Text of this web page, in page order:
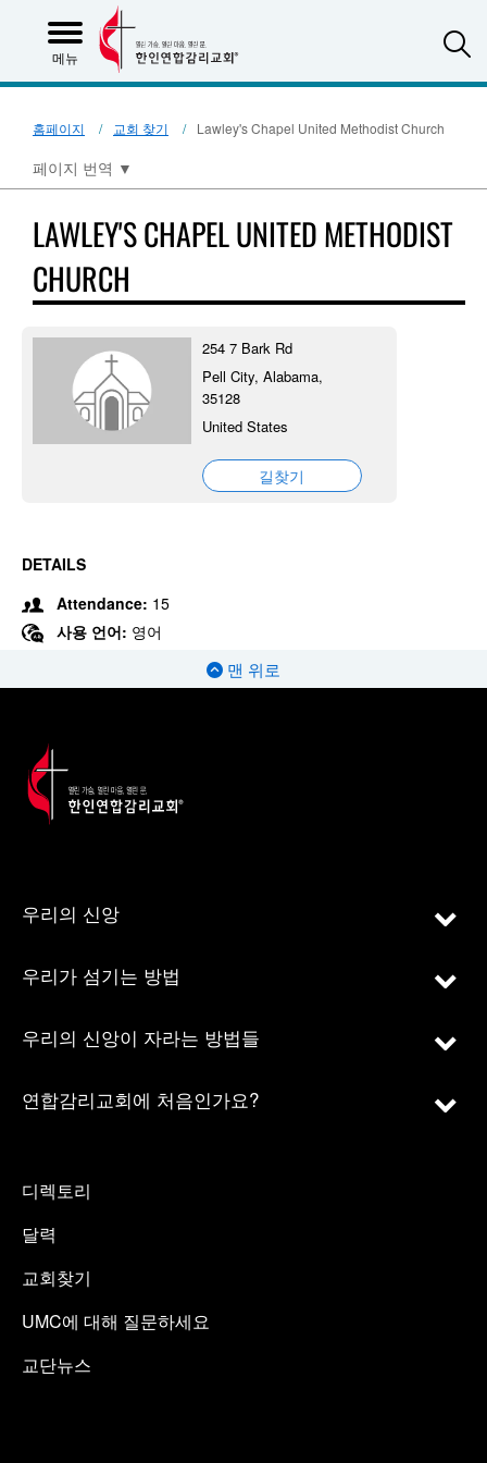
메뉴
홈페이지 교회 찾기 Lawley's Chapel United Methodist Church
페이지 번역 ▼
LAWLEY'S CHAPEL UNITED METHODIST
CHURCH
254 7 Bark Rd
Pell City, Alabama,
35128
United States
길찾기
DETAILS
Attendance: 15
사용 언어: 영어
맨 위로
우리의 신앙
우리가 섬기는 방법
우리의 신앙이 자라는 방법들
연합감리교회에 처음인가요?
디렉토리
달력
교회찾기
UMC에 대해 질문하세요
교단뉴스